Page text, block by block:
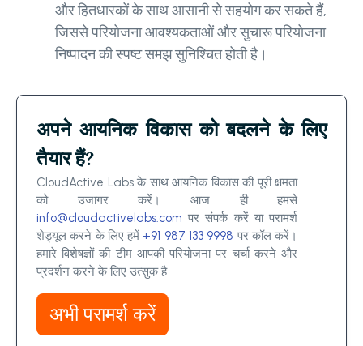
और हितधारकों के साथ आसानी से सहयोग कर सकते हैं,
जिससे परियोजना आवश्यकताओं और सुचारू परियोजना
निष्पादन की स्पष्ट समझ सुनिश्चित होती है।
अपने आयनिक विकास को बदलने के लिए
तैयार हैं?
CloudActive Labs के साथ आयनिक विकास की पूरी क्षमता
को उजागर करें। आज ही हमसे
info@cloudactivelabs.com पर संपर्क करें या परामर्श
शेड्यूल करने के लिए हमें +91 987 133 9998 पर कॉल करें।
हमारे विशेषज्ञों की टीम आपकी परियोजना पर चर्चा करने और
प्रदर्शन करने के लिए उत्सुक है
अभी परामर्श करें